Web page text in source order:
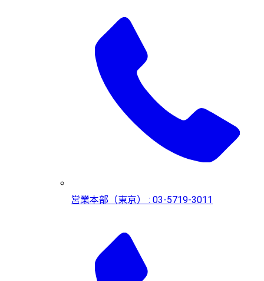
営業本部（東京） : 03-5719-3011